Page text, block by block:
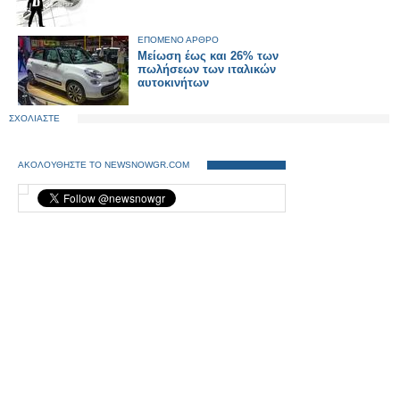
ΕΠΟΜΕΝΟ ΑΡΘΡΟ
Μείωση έως και 26% των
πωλήσεων των ιταλικών
αυτοκινήτων
ΣΧΟΛΙΑΣΤΕ
ΑΚΟΛΟΥΘΗΣΤΕ ΤΟ NEWSNOWGR.COM